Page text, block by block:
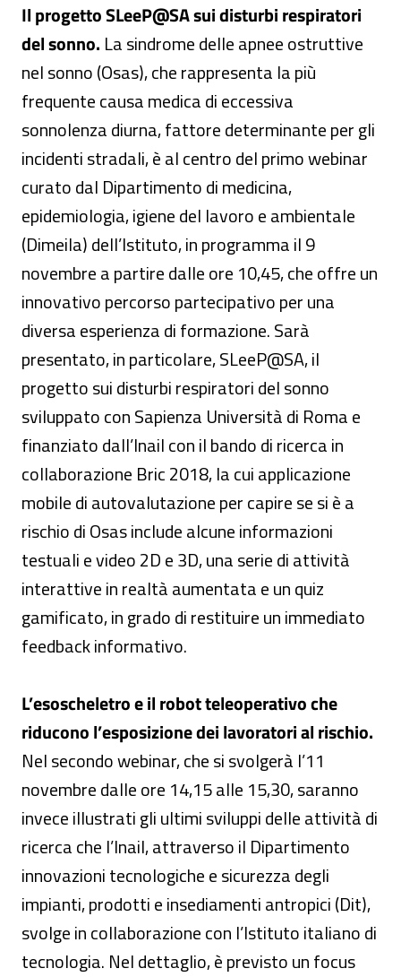
Il progetto SLeeP@SA sui disturbi respiratori
del sonno. La sindrome delle apnee ostruttive
nel sonno (Osas), che rappresenta la più
frequente causa medica di eccessiva
sonnolenza diurna, fattore determinante per gli
incidenti stradali, è al centro del primo webinar
curato dal Dipartimento di medicina,
epidemiologia, igiene del lavoro e ambientale
(Dimeila) dell’Istituto, in programma il 9
novembre a partire dalle ore 10,45, che offre un
innovativo percorso partecipativo per una
diversa esperienza di formazione. Sarà
presentato, in particolare, SLeeP@SA, il
progetto sui disturbi respiratori del sonno
sviluppato con Sapienza Università di Roma e
finanziato dall’Inail con il bando di ricerca in
collaborazione Bric 2018, la cui applicazione
mobile di autovalutazione per capire se si è a
rischio di Osas include alcune informazioni
testuali e video 2D e 3D, una serie di attività
interattive in realtà aumentata e un quiz
gamificato, in grado di restituire un immediato
feedback informativo.
L’esoscheletro e il robot teleoperativo che
riducono l’esposizione dei lavoratori al rischio.
Nel secondo webinar, che si svolgerà l’11
novembre dalle ore 14,15 alle 15,30, saranno
invece illustrati gli ultimi sviluppi delle attività di
ricerca che l’Inail, attraverso il Dipartimento
innovazioni tecnologiche e sicurezza degli
impianti, prodotti e insediamenti antropici (Dit),
svolge in collaborazione con l’Istituto italiano di
tecnologia. Nel dettaglio, è previsto un focus